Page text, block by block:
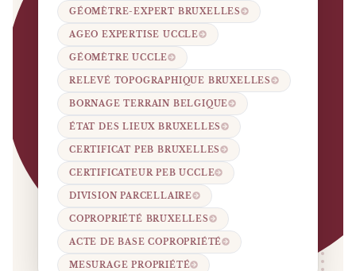
GÉOMÈTRE-EXPERT BRUXELLES
AGEO EXPERTISE UCCLE
GÉOMÈTRE UCCLE
RELEVÉ TOPOGRAPHIQUE BRUXELLES
BORNAGE TERRAIN BELGIQUE
ÉTAT DES LIEUX BRUXELLES
CERTIFICAT PEB BRUXELLES
CERTIFICATEUR PEB UCCLE
DIVISION PARCELLAIRE
COPROPRIÉTÉ BRUXELLES
ACTE DE BASE COPROPRIÉTÉ
MESURAGE PROPRIÉTÉ